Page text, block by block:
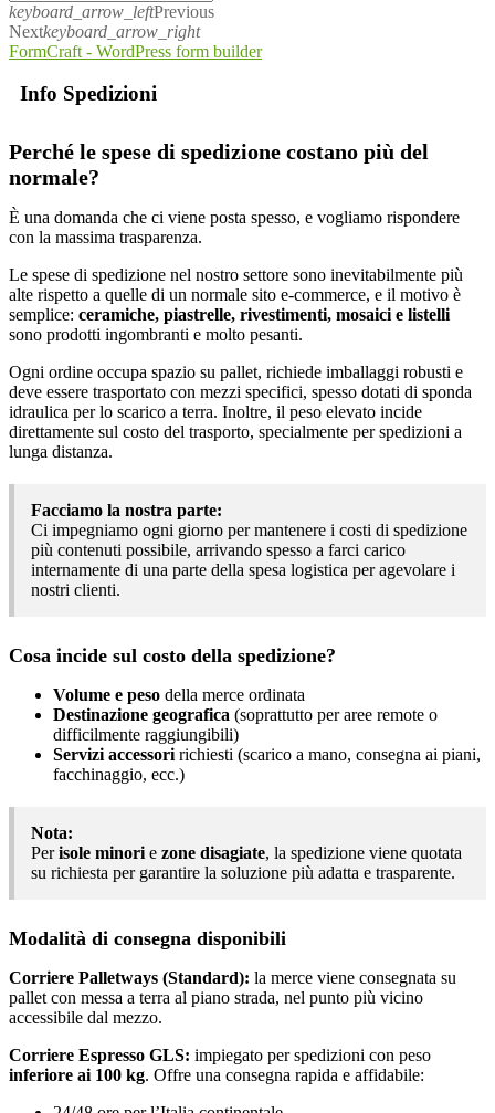
keyboard_arrow_leftPrevious
Nextkeyboard_arrow_right
FormCraft - WordPress form builder
Info Spedizioni
Perché le spese di spedizione costano più del
normale?
È una domanda che ci viene posta spesso, e vogliamo rispondere
con la massima trasparenza.
Le spese di spedizione nel nostro settore sono inevitabilmente più
alte rispetto a quelle di un normale sito e-commerce, e il motivo è
semplice: ceramiche, piastrelle, rivestimenti, mosaici e listelli
sono prodotti ingombranti e molto pesanti.
Ogni ordine occupa spazio su pallet, richiede imballaggi robusti e
deve essere trasportato con mezzi specifici, spesso dotati di sponda
idraulica per lo scarico a terra. Inoltre, il peso elevato incide
direttamente sul costo del trasporto, specialmente per spedizioni a
lunga distanza.
Facciamo la nostra parte:
Ci impegniamo ogni giorno per mantenere i costi di spedizione
più contenuti possibile, arrivando spesso a farci carico
internamente di una parte della spesa logistica per agevolare i
nostri clienti.
Cosa incide sul costo della spedizione?
Volume e peso della merce ordinata
Destinazione geografica (soprattutto per aree remote o
difficilmente raggiungibili)
Servizi accessori richiesti (scarico a mano, consegna ai piani,
facchinaggio, ecc.)
Nota:
Perisole minori e zone disagiate, la spedizione viene quotata
su richiesta per garantire la soluzione più adatta e trasparente.
Modalità di consegna disponibili
Corriere Palletways (Standard): la merce viene consegnata su
pallet con messa a terra al piano strada, nel punto più vicino
accessibile dal mezzo.
Corriere Espresso GLS: impiegato per spedizioni con peso
inferiore ai 100 kg. Offre una consegna rapida e affidabile: